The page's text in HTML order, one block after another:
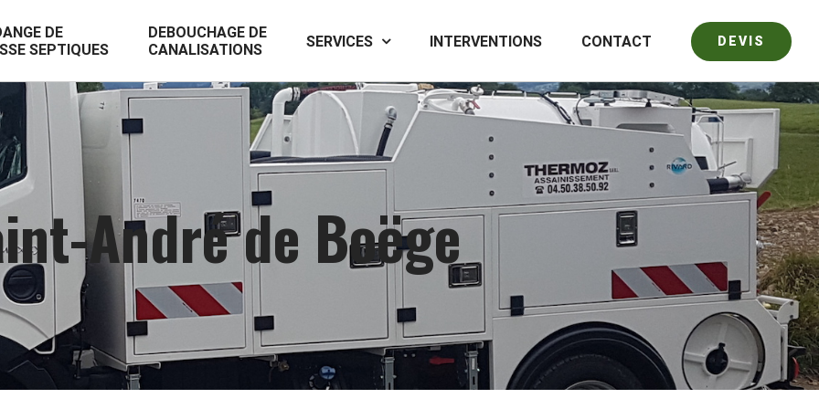
DE
SEPTIQUES
DEBOUCHAGE DE
CANALISATIONS
SERVICES INTERVENTIONS CONTACT DEVIS
André de Boëge